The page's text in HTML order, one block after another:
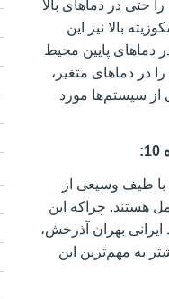
حتی در دماهای بالا
شاخص ویسکوزیته بالا نیز این
دماهای پایین محیط
در دماهای متغیر،
سیستم‌ها مورد
با بررسی مزایای روغن بهران آذرخش ویژه 10 با طیف وسیعی از
هستند. چراکه این
ایرانی بهران آذرخش،
به مهم‌ترین این